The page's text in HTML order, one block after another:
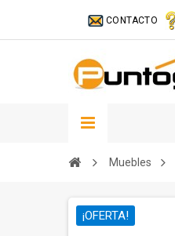
CONTACTO
Muebles
¡OFERTA!